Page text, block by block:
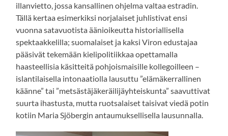
illanvietto, jossa kansallinen ohjelma valtaa estradin.
Tällä kertaa esimerkiksi norjalaiset juhlistivat ensi
vuonna satavuotista äänioikeutta historiallisella
spektaakkelilla; suomalaiset ja kaksi Viron edustajaa
pääsivät tekemään kielipolitiikkaa opettamalla
haasteellisia käsitteitä pohjoismaisille kollegoilleen –
islantilaisella intonaatiolla lausuttu ”elämäkerrallinen
käänne” tai ”metsästäjäkeräilijäyhteiskunta” saavuttivat
suurta ihastusta, mutta ruotsalaiset taisivat viedä potin
kotiin Maria Sjöbergin antaumuksellisella lausunnalla.